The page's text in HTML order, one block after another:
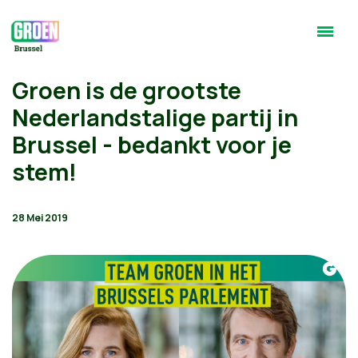
Groen is de grootste
Nederlandstalige partij in
Brussel - bedankt voor je
stem!
28 Mei 2019